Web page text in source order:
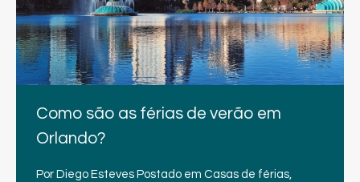
Como são as férias de verão em
Orlando?
Por Diego Esteves Postado em Casas de férias,